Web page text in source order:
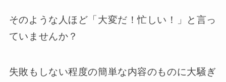
そのような人ほど「大変だ！忙しい！」と言っ
ていませんか？
失敗もしない程度の簡単な内容のものに大騒ぎ